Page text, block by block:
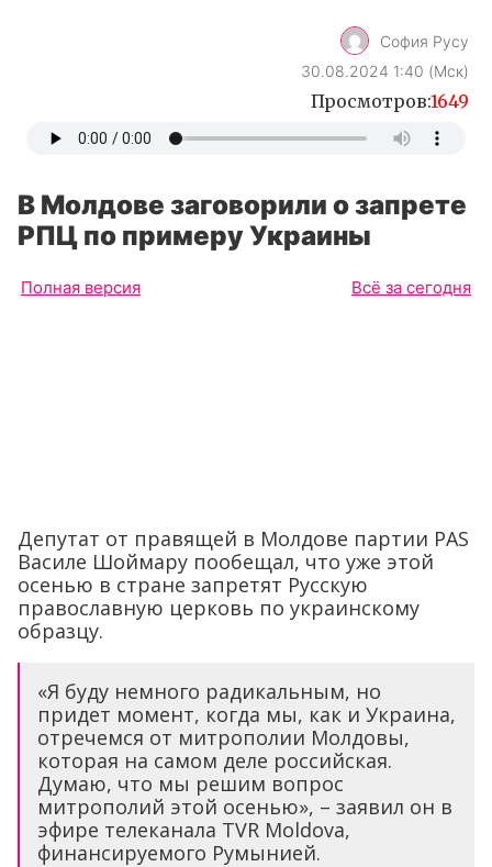
София Русу
30.08.2024 1:40 (Мск)
Просмотров:1649
В Молдове заговорили о запрете
РПЦ по примеру Украины
Полная версия Всё за сегодня
Депутат от правящей в Молдове партии PAS
Василе Шоймару пообещал, что уже этой
осенью в стране запретят Русскую
православную церковь по украинскому
образцу.
«Я буду немного радикальным, но
придет момент, когда мы, как и Украина,
отречемся от митрополии Молдовы,
которая на самом деле российская.
Думаю, что мы решим вопрос
митрополий этой осенью», – заявил он в
эфире телеканала TVR Moldova,
финансируемого Румынией.